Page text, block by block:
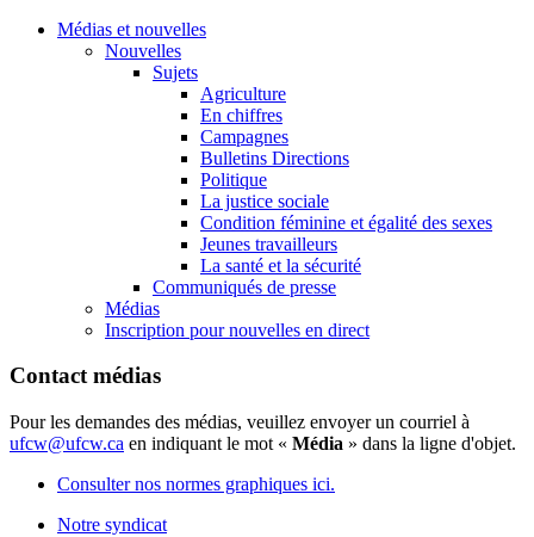
Médias et nouvelles
Nouvelles
Sujets
Agriculture
En chiffres
Campagnes
Bulletins Directions
Politique
La justice sociale
Condition féminine et égalité des sexes
Jeunes travailleurs
La santé et la sécurité
Communiqués de presse
Médias
Inscription pour nouvelles en direct
Contact médias
Pour les demandes des médias, veuillez envoyer un courriel à
ufcw@ufcw.ca en indiquant le mot « Média » dans la ligne d'objet.
Consulter nos normes graphiques ici.
Notre syndicat